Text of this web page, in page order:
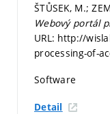
ŠTŮSEK, M.;
Webový portál
URL: http://
processing-of-
Software
Detail